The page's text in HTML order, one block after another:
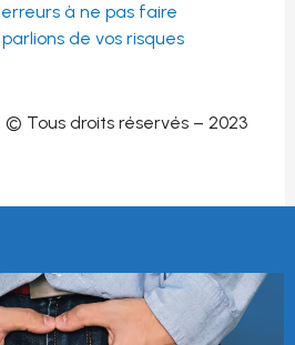
à ne pas faire
de vos risques
© Tous droits réservés – 2023